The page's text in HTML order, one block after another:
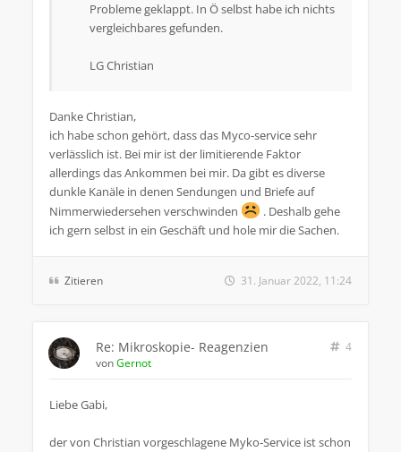
Probleme geklappt. In Ö selbst habe ich nichts
vergleichbares gefunden.
LG Christian
Danke Christian,
ich habe schon gehört, dass das Myco-service sehr
verlässlich ist. Bei mir ist der limitierende Faktor
allerdings das Ankommen bei mir. Da gibt es diverse
dunkle Kanäle in denen Sendungen und Briefe auf
Nimmerwiedersehen verschwinden
. Deshalb gehe
ich gern selbst in ein Geschäft und hole mir die Sachen.
Zitieren 31. Januar 2022, 11:24
Re: Mikroskopie- Reagenzien
4
vonGernot
Liebe Gabi,
der von Christian vorgeschlagene Myko-Service ist schon